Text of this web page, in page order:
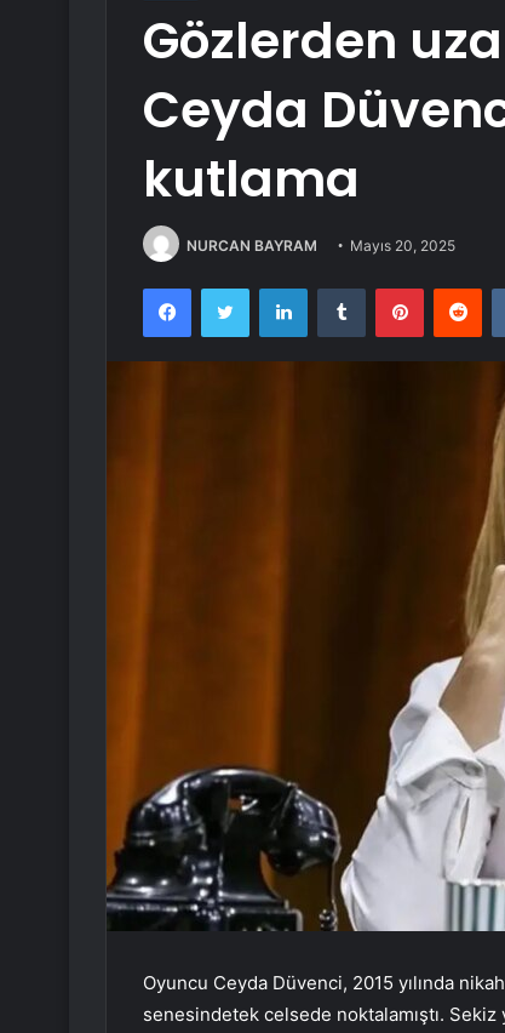
Gözlerden
Ceyda
kutlama
NURCAN BAYRAM Mayıs 20, 2025
FacebookTwitter LinkedInTumblr Pinterest
Oyuncu Ceyda Düvenci, 2015 yılında
senesindetek celsede noktalamıştı.